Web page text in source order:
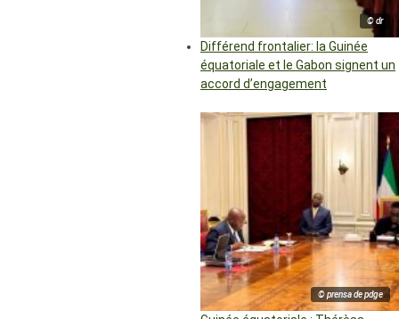
© dr
Différend frontalier: la Guinée
équatoriale et le Gabon signent un
accord d’engagement
© prensa de pdge